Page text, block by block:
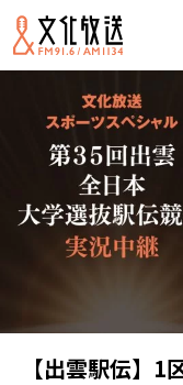
【出雲駅伝】1